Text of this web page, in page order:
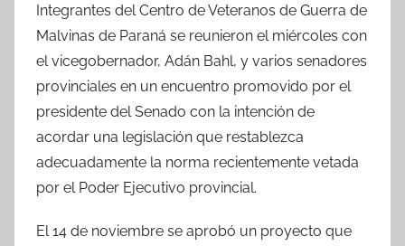
c
e
b
o
o
k
itt
er
at
s
A
p
p
m
p
ar
tir
Integrantes del Centro de Veteranos de Guerra de
Malvinas de Paraná se reunieron el miércoles con
el vicegobernador, Adán Bahl, y varios senadores
provinciales en un encuentro promovido por el
presidente del Senado con la intención de
acordar una legislación que restablezca
adecuadamente la norma recientemente vetada
por el Poder Ejecutivo provincial.
El 14 de noviembre se aprobó un proyecto que